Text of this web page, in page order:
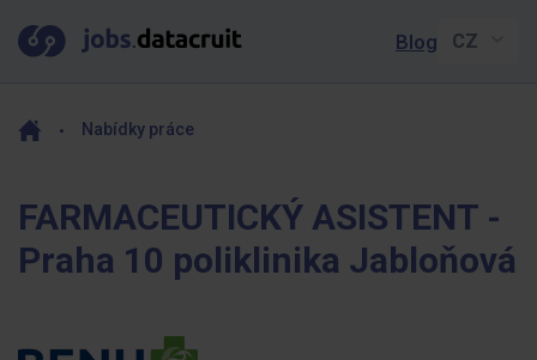
Blog
Nabídky práce
FARMACEUTICKÝ ASISTENT -
Praha 10 poliklinika Jabloňová